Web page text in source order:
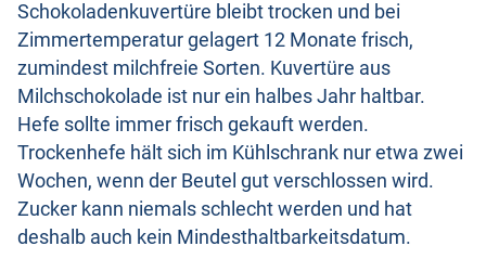
Schokoladenkuvertüre bleibt trocken und bei
Zimmertemperatur gelagert 12 Monate frisch,
zumindest milchfreie Sorten. Kuvertüre aus
Milchschokolade ist nur ein halbes Jahr haltbar.
Hefe sollte immer frisch gekauft werden.
Trockenhefe hält sich im Kühlschrank nur etwa zwei
Wochen, wenn der Beutel gut verschlossen wird.
Zucker kann niemals schlecht werden und hat
deshalb auch kein Mindesthaltbarkeitsdatum.